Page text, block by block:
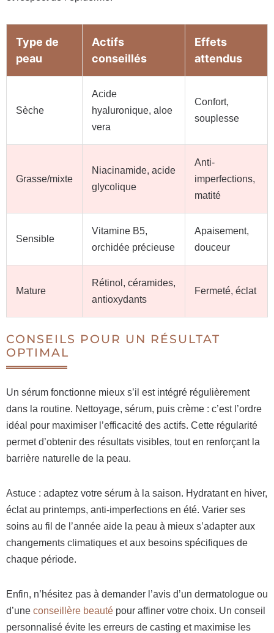
Type de
peau
Actifs
conseillés
Effets
attendus
Sèche
Acide
hyaluronique, aloe
vera
Confort,
souplesse
Grasse/mixte
Niacinamide, acide
glycolique
Anti-
imperfections,
matité
Sensible
Vitamine B5,
orchidée précieuse
Apaisement,
douceur
Mature
Rétinol, céramides,
antioxydants
Fermeté, éclat
CONSEILS POUR UN RÉSULTAT
OPTIMAL
Un sérum fonctionne mieux s’il est intégré régulièrement
dans la routine. Nettoyage, sérum, puis crème : c’est l’ordre
idéal pour maximiser l’efficacité des actifs. Cette régularité
permet d’obtenir des résultats visibles, tout en renforçant la
barrière naturelle de la peau.
Astuce : adaptez votre sérum à la saison. Hydratant en hiver,
éclat au printemps, anti-imperfections en été. Varier ses
soins au fil de l’année aide la peau à mieux s’adapter aux
changements climatiques et aux besoins spécifiques de
chaque période.
Enfin, n’hésitez pas à demander l’avis d’un dermatologue ou
d’une conseillère beauté pour affiner votre choix. Un conseil
personnalisé évite les erreurs de casting et maximise les